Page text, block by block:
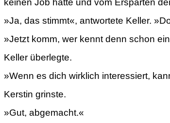
»Ja, das stimmt«, antwortete Keller.
»Jetzt komm, wer kennt denn schon
Keller überlegte.
»Wenn es dich wirklich interessiert,
Kerstin grinste.
»Gut, abgemacht.«